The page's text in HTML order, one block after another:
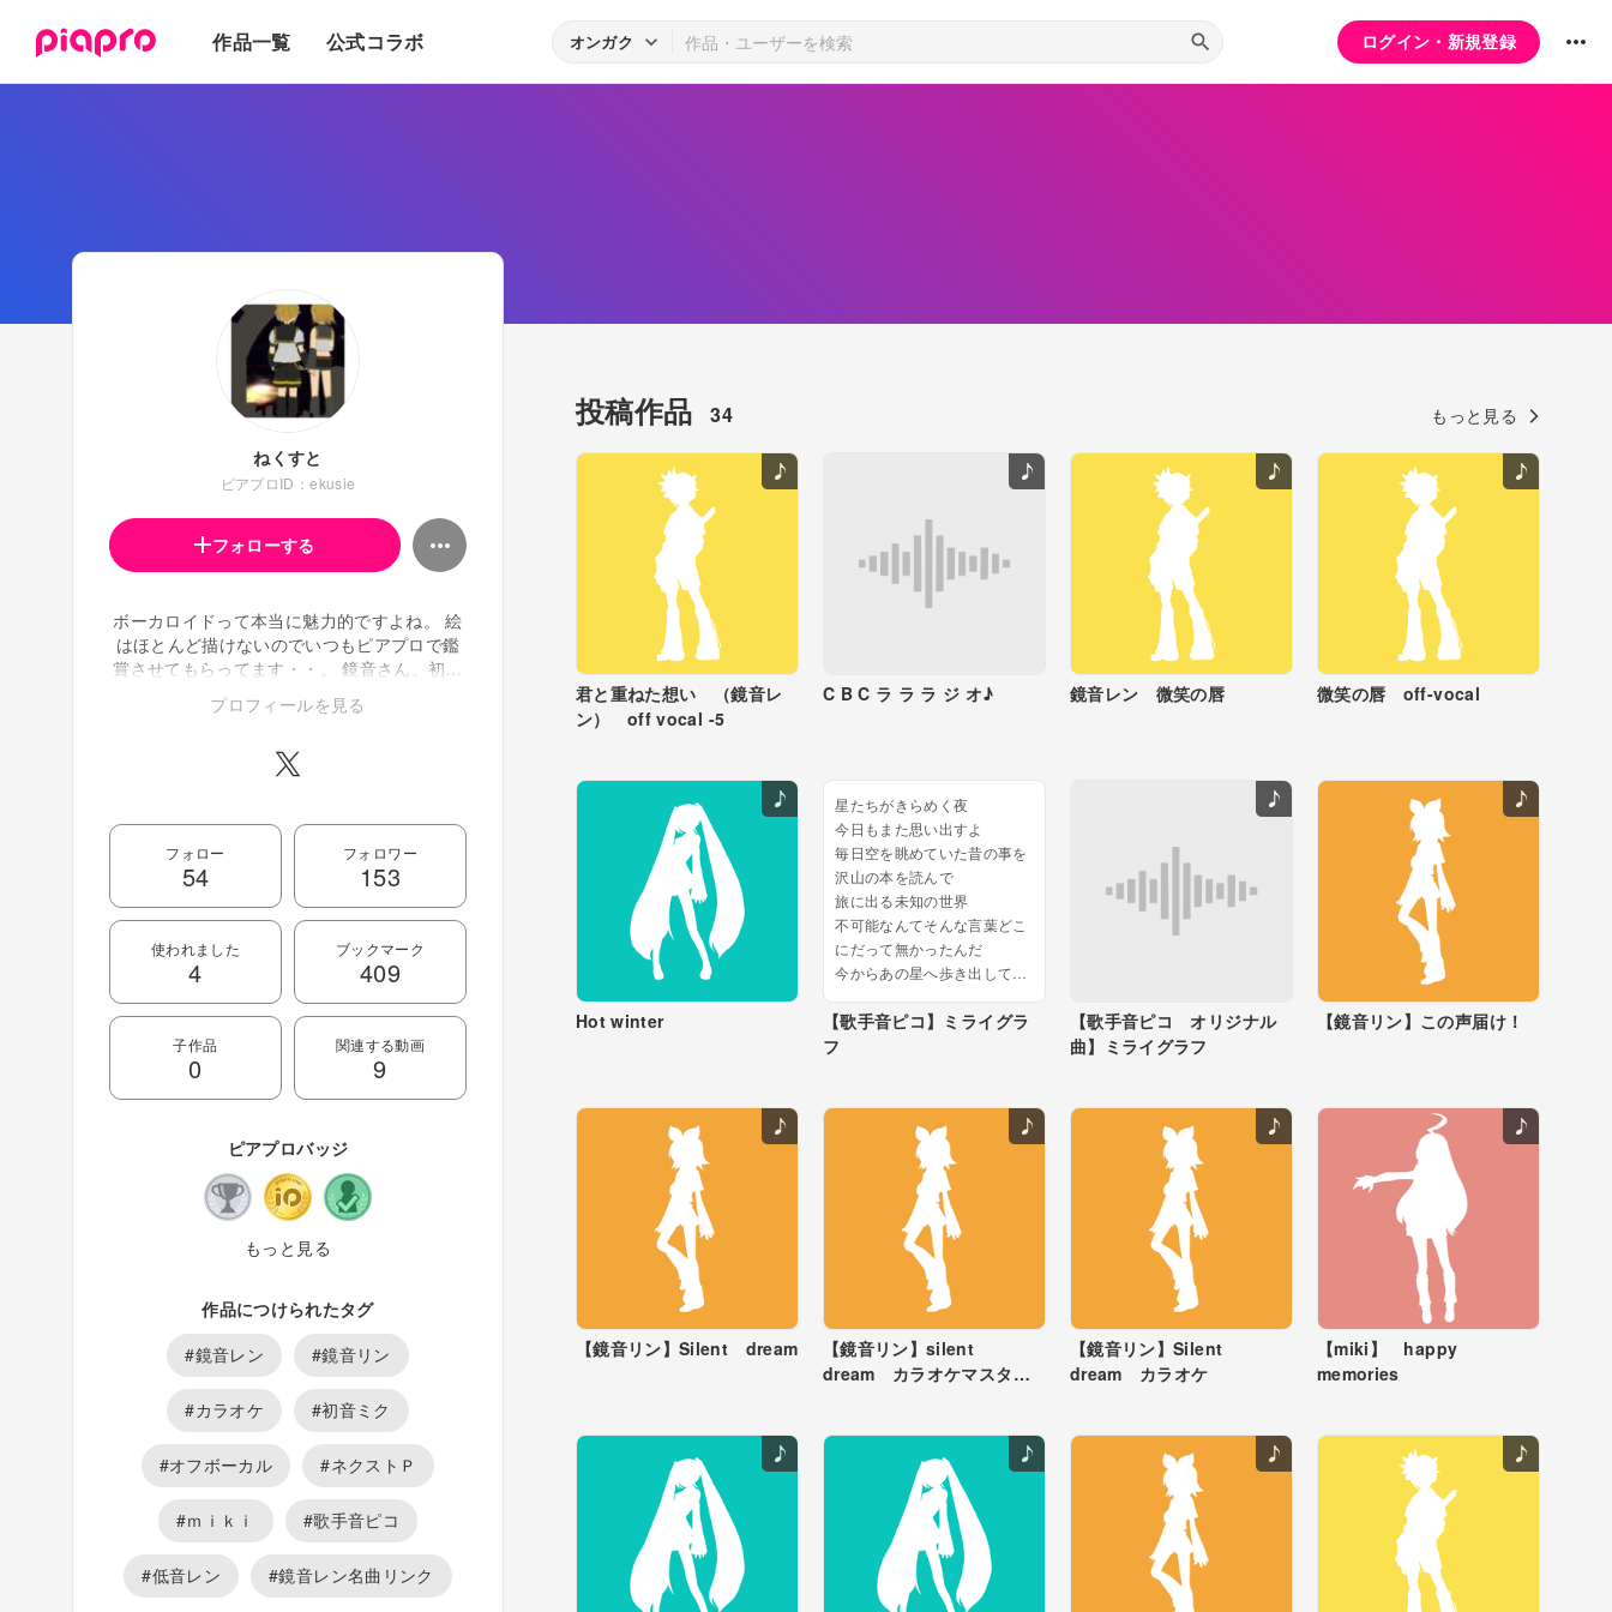
作品一覧
3Dモデル
公式コラボ オンガク ログイン・新規登録
ねくすと
ピアプロID：ekusie
フォローする
ボーカロイドって本当に魅力的ですよね。 絵
はほとんど描けないのでいつもピアプロで鑑
賞させてもらってます・・。 鏡音さん、初音
さん、mikiさん、歌手音さん、seeuさん、り
おんさん、kaitoさんが家にいます。 NHKラジ
手音ピコ オリジナル曲】ミライグラフ【実
【開発コードmiki・初音ミク】バーチャルワ
ールド【オリジナル曲】
http://www.nicovideo.jp/watch/sm14205351
vocaloid3 楽曲コンテストで賞をいただきま
【VOCALOID SeeU シユ】 Silent
dream 【オリジナル曲】
http://www.nicovideo.jp/watch/sm16033701
ディアステージ賞 【兎眠りおん】 マイノリ
ティ＿ワールド 【オリジナル曲】
http://www.nicovideo.jp/watch/sm16462715
カラオケJOYSOUNDに入りました。 【鏡音レ
http://www.nicovideo.jp/watch/sm16910489
今までアップした曲など
http://www.nicovideo.jp/mylist/4962207 ツイ
ッター始めました！ ekusi_です。
プロフィールを見る
フォロー
54
フォロワー
153
使われました
4
ブックマーク
409
子作品
0
関連する動画
9
ピアプロバッジ
もっと見る
作品につけられたタグ
#鏡音レン
#鏡音リン
#カラオケ #初音ミク
#オフボーカル #ネクストＰ
#ｍｉｋｉ #歌手音ピコ
#低音レン #鏡音レン名曲リンク
投稿作品 34 もっと見る
君と重ねた想い （鏡音レ
ン） off vocal -5
C B C ラ ラ ラ ジ オ♪ 鏡音レン 微笑の唇 微笑の唇 off-vocal
Hot winter
星たちがきらめく夜
今日もまた思い出すよ
毎日空を眺めていた昔の事を
沢山の本を読んで
旅に出る未知の世界
不可能なんてそんな言葉どこ
にだって無かったんだ
今からあの星へ歩き出してみ
この街見下ろして何も無いと
ころへ
【歌手音ピコ】ミライグラ
フ
【歌手音ピコ オリジナル
曲】ミライグラフ
【鏡音リン】この声届け！
【鏡音リン】Silent dream
【鏡音リン】silent
dream カラオケマスタリ
【鏡音リン】Silent
dream カラオケ
【miki】 happy
memories